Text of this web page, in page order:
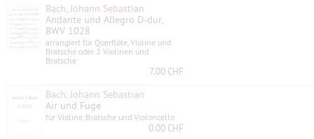
Bach, Johann Sebastian
Andante und Allegro D-dur,
BWV 1028
arrangiert für Querflöte, Violine und
Bratsche oder 2 Violinen und
Bratsche
7.00 CHF
Bach, Johann Sebastian
Air und Fuge
für Violine, Bratsche und Violoncello
0.00 CHF